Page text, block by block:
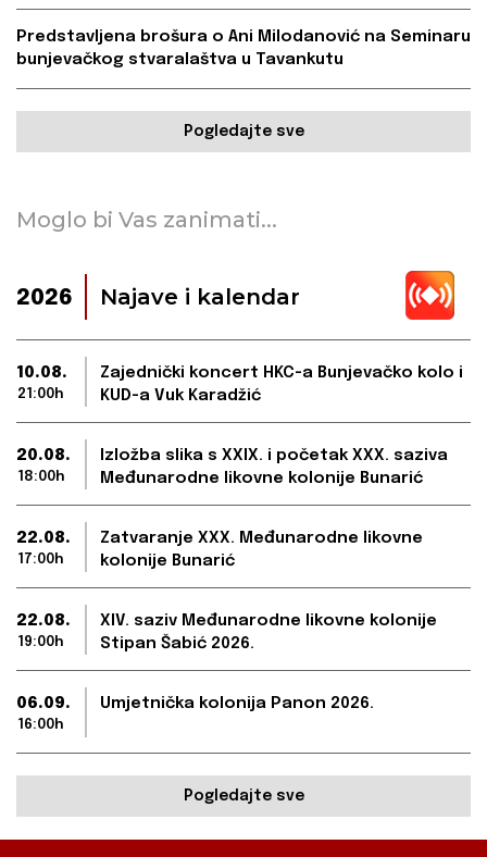
Predstavljena brošura o Ani Milodanović na Seminaru
bunjevačkog stvaralaštva u Tavankutu
Pogledajte sve
Moglo bi Vas zanimati...
2026 Najave i kalendar
10.08.
21:00h
Zajednički koncert HKC-a Bunjevačko kolo i
KUD-a Vuk Karadžić
20.08.
18:00h
Izložba slika s XXIX. i početak XXX. saziva
Međunarodne likovne kolonije Bunarić
22.08.
17:00h
Zatvaranje XXX. Međunarodne likovne
kolonije Bunarić
22.08.
19:00h
XIV. saziv Međunarodne likovne kolonije
Stipan Šabić 2026.
06.09.
16:00h
Umjetnička kolonija Panon 2026.
Pogledajte sve